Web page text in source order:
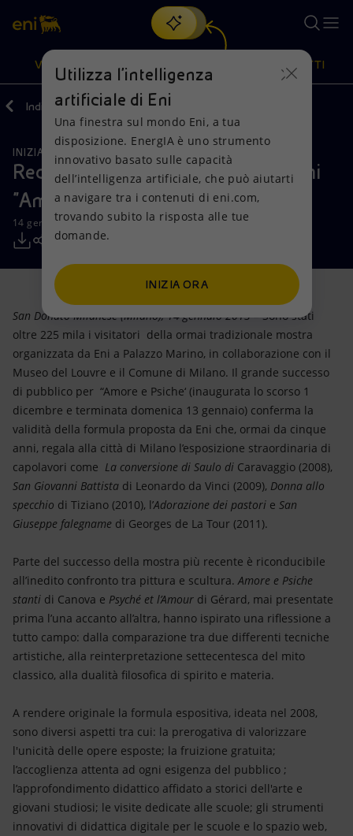
Cerca
scopri EnergIA, la nostra nuova soluzione di intelligenza
artificiale.
VISIONE
Visione
Mission e valori
Persone e Partnership
Net Zero
Modello satellitare
Energia accessibile
Innovazione
Scenari energetici
Azioni
Diversificazione energetica
Tecnologie per la transizione
Collaborazioni per l'innovazione
Attività nel mondo
PRODOTTI
Prodotti
Casa
Imprese
Mobilità
Indietro Media Comunicati Stampa
INIZIATIVE PER I TERRITORI
Record di visitatori per la mostra Eni
"Amore e Psiche"
14 gennaio 2013 - 11:05 CET
San Donato Milanese (Milano), 14 gennaio 2013 –Sono stati
oltre 225 mila i visitatori della ormai tradizionale mostra
organizzata da Eni a Palazzo Marino, in collaborazione con il
Museo del Louvre e il Comune di Milano. Il grande successo
di pubblico per “Amore e Psiche‘ (inaugurata lo scorso 1
dicembre e terminata domenica 13 gennaio) conferma la
validità della formula proposta da Eni che, ormai da cinque
anni, regala alla città di Milano l’esposizione straordinaria di
capolavori come La conversione di Saulo di Caravaggio (2008),
San Giovanni Battista di Leonardo da Vinci (2009), Donna allo
specchio di Tiziano (2010), l’Adorazione dei pastori e San
Giuseppe falegname di Georges de La Tour (2011).
Parte del successo della mostra più recente è riconducibile
all’inedito confronto tra pittura e scultura.Amore e Psiche
stanti di Canova e Psyché et l’Amour di Gérard, mai presentate
prima l’una accanto all’altra, hanno ispirato una riflessione a
tutto campo: dalla comparazione tra due differenti tecniche
artistiche, alla reinterpretazione settecentesca del mito
classico, alla dualità filosofica di spirito e materia.
A rendere originale la formula espositiva, ideata nel 2008,
sono diversi aspetti tra cui: la prerogativa di valorizzare
l'unicità delle opere esposte; la fruizione gratuita;
l’accoglienza attenta ad ogni esigenza del pubblico ;
l’approfondimento didattico affidato a storici dell'arte e
giovani studiosi; le visite dedicate alle scuole; gli strumenti
innovativi di didattica digitale per le scuole e lo spazio web,
Utilizza l'intelligenza
artificiale di Eni
Una finestra sul mondo Eni, a tua
disposizione. EnergIA è uno strumento
innovativo basato sulle capacità
dell’intelligenza artificiale, che può aiutarti
a navigare tra i contenuti di eni.com,
trovando subito la risposta alle tue
domande.
INIZIA ORA